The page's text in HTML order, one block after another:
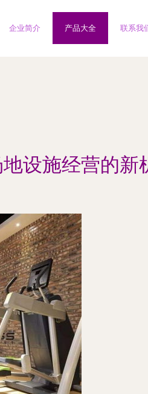
企业简介 产品大全 联系我
设施经营的新